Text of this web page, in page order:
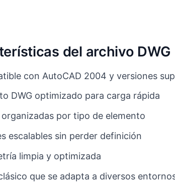
del archivo DWG
con AutoCAD 2004 y versiones
DWG optimizado para carga rápida
organizadas por tipo de elemento
escalables sin perder definición
limpia y optimizada
que se adapta a diversos